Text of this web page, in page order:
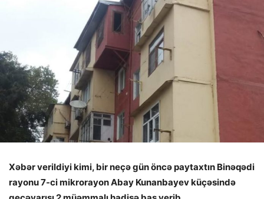
Xəbər verildiyi kimi, bir neçə gün öncə paytaxtın Binəqədi
rayonu 7-ci mikrorayon Abay Kunanbayev küçəsində